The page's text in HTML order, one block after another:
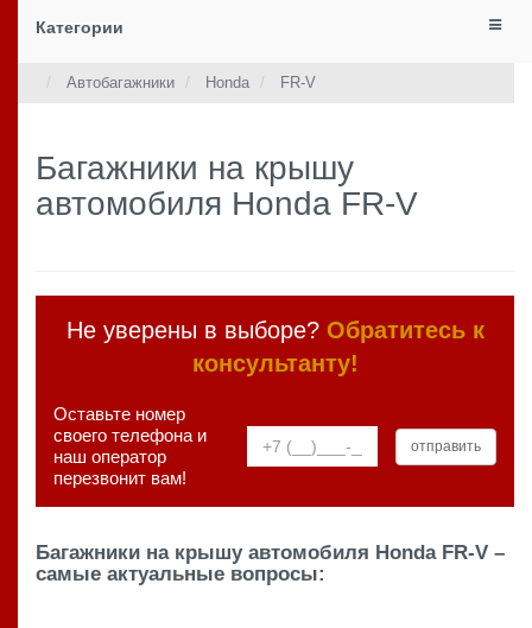
Категории
Автобагажники Honda FR-V
Багажники на крышу
автомобиля Honda FR-V
Не уверены в выборе? Обратитесь к
консультанту!
Оставьте номер
своего телефона и
наш оператор
перезвонит вам!
Багажники на крышу автомобиля Honda FR-V –
самые актуальные вопросы: